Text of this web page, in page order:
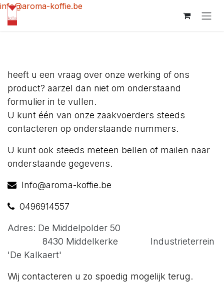
Skip to Content
info@aroma-koffie.be
heeft u een vraag over onze werking of ons
product? aarzel dan niet om onderstaand
formulier in te vullen.
U kunt één van onze zaakvoerders steeds
contacteren op onderstaande nummers.
U kunt ook steeds meteen bellen of mailen naar
onderstaande gegevens.
Info@aroma-koffie.be
0496914557
Adres: De Middelpolder 50
8430 Middelkerke Industrieterrein
'De Kalkaert'
Wij contacteren u zo spoedig mogelijk terug.